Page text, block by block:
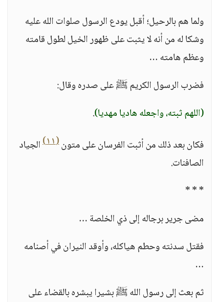
ولما هم بالرحيل؛ أقبل يودع الرسول صلوات الله عليه
وشكا له من أنه لا يثبت على ظهور الخيل لطول قامته
وعظم هامته …
فضرب الرسول الكريم ﷺ على صدره وقال:
(اللهم ثبته، واجعله هاديا مهديا).
فكان بعد ذلك من أثبت الفرسان على متون(١١)
الجياد
الصافنات.
* * *
مضى جرير برجاله إلى ذي الخلصة …
فقتل سدنته وحطم هياكله، وأوقد النيران في أصنامه
…
ثم بعث إلى رسول الله ﷺ بشيرا يبشره بالقضاء على